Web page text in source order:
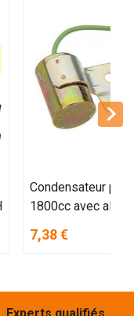
Condensateur
1800cc avec
7,38 €